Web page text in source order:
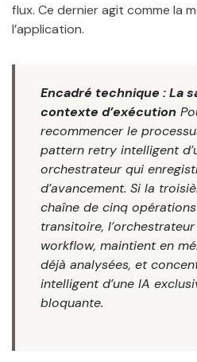
flux. Ce dernier agit comme la
l’application.
Encadré technique : La
contexte d’exécution
recommencer le
pattern retry intelligent
orchestrateur qui
d’avancement. Si la
chaîne de cinq
transitoire,
workflow, maintient en
déjà analysées, et
intelligent d’une IA
bloquante.